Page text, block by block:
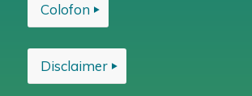
Colofon
Disclaimer